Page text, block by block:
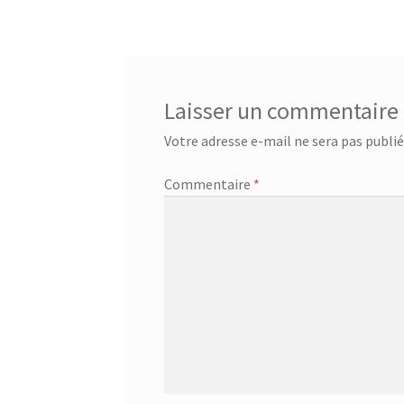
Laisser un commentaire
Votre adresse e-mail ne sera pas
Commentaire *